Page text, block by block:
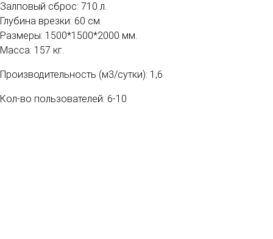
Залповый сброс: 710 л.
Глубина врезки: 60 см.
Размеры: 1500*1500*2000 мм.
Масса: 157 кг.
Производительность (м3/сутки): 1,6
Кол-во пользователей: 6-10